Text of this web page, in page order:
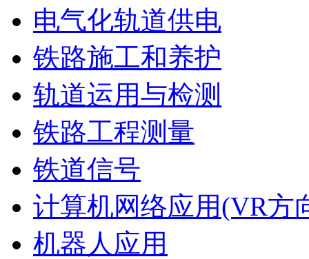
电气化轨道供电
铁路施工和养护
轨道运用与检测
铁路工程测量
铁道信号
计算机网络应用(VR方
机器人应用